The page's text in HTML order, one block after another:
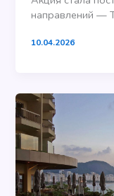
направлений —
10.04.2026